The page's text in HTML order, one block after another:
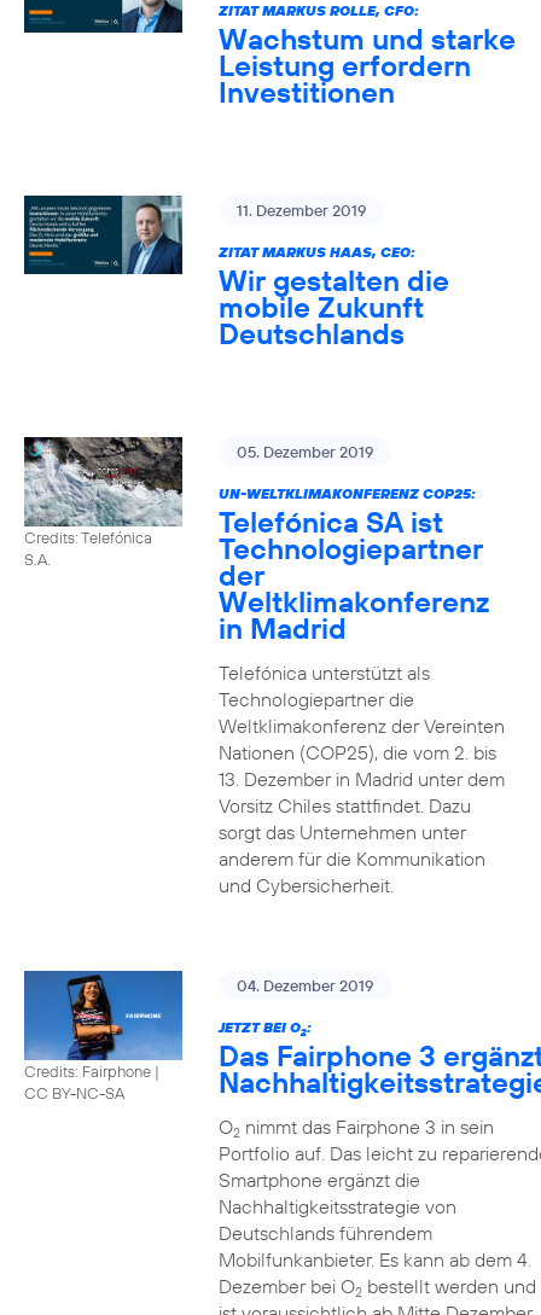
ZITAT MARKUS ROLLE, CFO:
Wachstum und starke
Leistung erfordern
Investitionen
11. Dezember 2019
ZITAT MARKUS HAAS, CEO:
Wir gestalten die
mobile Zukunft
Deutschlands
Credits: Telefónica
S.A.
05. Dezember 2019
UN-WELTKLIMAKONFERENZ COP25:
Telefónica SA ist
Technologiepartner
der
Weltklimakonferenz
in Madrid
Telefónica unterstützt als
Technologiepartner die
Weltklimakonferenz der Vereinten
Nationen (COP25), die vom 2. bis
13. Dezember in Madrid unter dem
Vorsitz Chiles stattfindet. Dazu
sorgt das Unternehmen unter
anderem für die Kommunikation
und Cybersicherheit.
Credits: Fairphone |
CC BY-NC-SA
04. Dezember 2019
JETZT BEI O2:
Das Fairphone 3
O2nimmt das Fairphone 3 in sein
Portfolio auf. Das leicht zu
Smartphone ergänzt die
Nachhaltigkeitsstrategie von
Deutschlands führendem
Mobilfunkanbieter. Es kann ab dem 4.
Dezember bei O2bestellt werden und